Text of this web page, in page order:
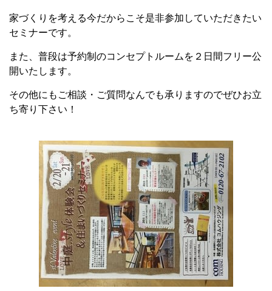
家づくりを考える今だからこそ是非参加していただきたい
セミナーです。
また、普段は予約制のコンセプトルームを２日間フリー公
開いたします。
その他にもご相談・ご質問なんでも承りますのでぜひお立
ち寄り下さい！